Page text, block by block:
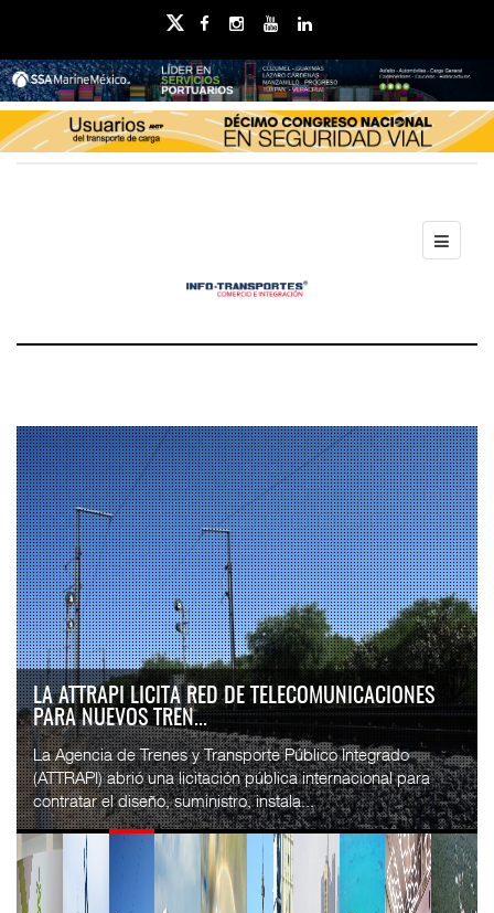
LA ATTRAPI LICITA RED DE TELECOMUNICACIONES
PARA NUEVOS TREN...
La Agencia de Trenes y Transporte Público Integrado
(ATTRAPI) abrió una licitación pública internacional para
contratar el diseño, suministro, instala...